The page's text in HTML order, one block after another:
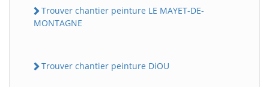
Trouver chantier peinture LE MAYET-DE-
MONTAGNE
Trouver chantier peinture DiOU